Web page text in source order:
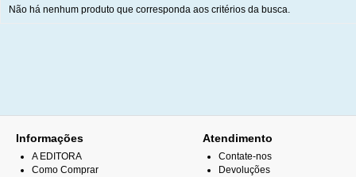
Não há nenhum produto que corresponda aos critérios da busca.
Informações
A EDITORA
Como Comprar
Atendimento
Contate-nos
Devoluções